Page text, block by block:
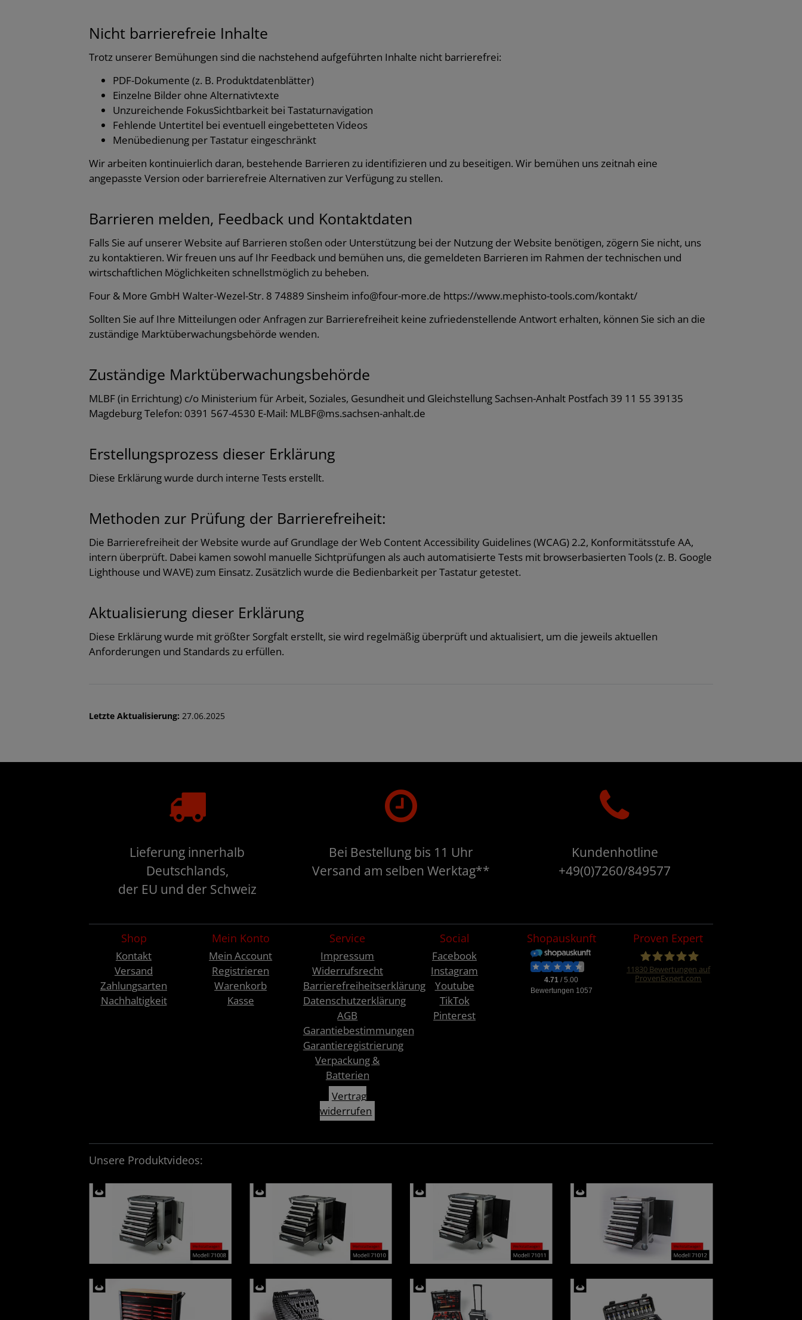
Nicht barrierefreie Inhalte
Trotz unserer Bemühungen sind die nachstehend aufgeführten Inhalte nicht barrierefrei:
PDF-Dokumente (z. B. Produktdatenblätter)
Einzelne Bilder ohne Alternativtexte
Unzureichende FokusSichtbarkeit bei Tastaturnavigation
Fehlende Untertitel bei eventuell eingebetteten Videos
Menübedienung per Tastatur eingeschränkt
Wir arbeiten kontinuierlich daran, bestehende Barrieren zu identifizieren und zu beseitigen. Wir bemühen uns zeitnah eine
angepasste Version oder barrierefreie Alternativen zur Verfügung zu stellen.
Barrieren melden, Feedback und Kontaktdaten
Falls Sie auf unserer Website auf Barrieren stoßen oder Unterstützung bei der Nutzung der Website benötigen, zögern Sie nicht, uns
zu kontaktieren. Wir freuen uns auf Ihr Feedback und bemühen uns, die gemeldeten Barrieren im Rahmen der technischen und
wirtschaftlichen Möglichkeiten schnellstmöglich zu beheben.
Four & More GmbH Walter-Wezel-Str. 8 74889 Sinsheim info@four-more.de https://www.mephisto-tools.com/kontakt/
Sollten Sie auf Ihre Mitteilungen oder Anfragen zur Barrierefreiheit keine zufriedenstellende Antwort erhalten, können Sie sich an die
zuständige Marktüberwachungsbehörde wenden.
Zuständige Marktüberwachungsbehörde
MLBF (in Errichtung) c/o Ministerium für Arbeit, Soziales, Gesundheit und Gleichstellung Sachsen-Anhalt Postfach 39 11 55 39135
Magdeburg Telefon: 0391 567-4530 E-Mail: MLBF@ms.sachsen-anhalt.de
Erstellungsprozess dieser Erklärung
Diese Erklärung wurde durch interne Tests erstellt.
Methoden zur Prüfung der Barrierefreiheit:
Die Barrierefreiheit der Website wurde auf Grundlage der Web Content Accessibility Guidelines (WCAG) 2.2, Konformitätsstufe AA,
intern überprüft. Dabei kamen sowohl manuelle Sichtprüfungen als auch automatisierte Tests mit browserbasierten Tools (z. B. Google
Lighthouse und WAVE) zum Einsatz. Zusätzlich wurde die Bedienbarkeit per Tastatur getestet.
Aktualisierung dieser Erklärung
Diese Erklärung wurde mit größter Sorgfalt erstellt, sie wird regelmäßig überprüft und aktualisiert, um die jeweils aktuellen
Anforderungen und Standards zu erfüllen.
Letzte Aktualisierung: 27.06.2025
Lieferung innerhalb
Deutschlands,
der EU und der Schweiz
Bei Bestellung bis 11 Uhr
Versand am selben Werktag**
Kundenhotline
+49(0)7260/849577
Shop
Kontakt
Versand
Zahlungsarten
Nachhaltigkeit
Mein Konto
Mein Account
Registrieren
Warenkorb
Kasse
Service
Impressum
Widerrufsrecht
Barrierefreiheitserklärung
Datenschutzerklärung
AGB
Garantiebestimmungen
Garantieregistrierung
Verpackung &
Batterien
Vertrag
widerrufen
Social
Facebook
Instagram
Youtube
TikTok
Pinterest
Shopauskunft Proven Expert
11830Bewertungen auf
ProvenExpert.com
Unsere Produktvideos: